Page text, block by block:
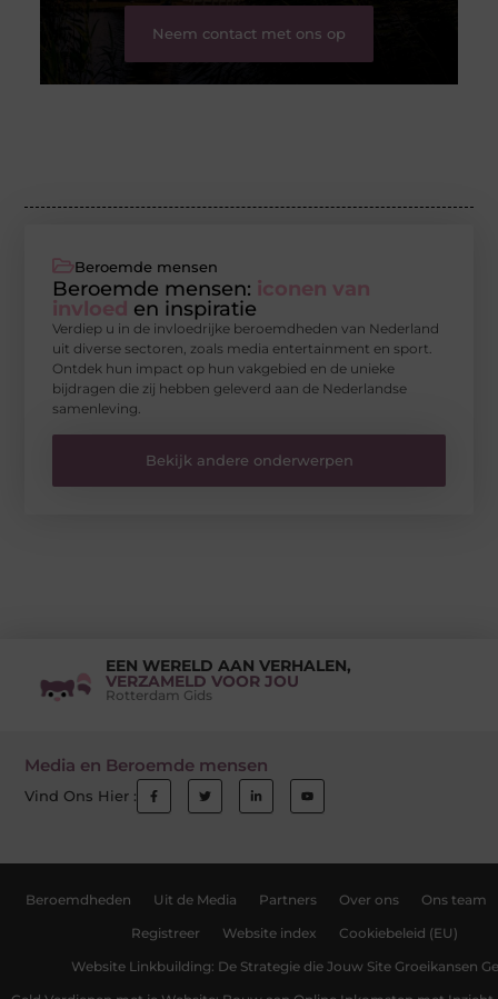
Neem contact met ons op
Beroemde mensen
Beroemde mensen: iconen van
invloed en inspiratie
Verdiep u in de invloedrijke beroemdheden van Nederland
uit diverse sectoren, zoals media entertainment en sport.
Ontdek hun impact op hun vakgebied en de unieke
bijdragen die zij hebben geleverd aan de Nederlandse
samenleving.
Bekijk andere onderwerpen
EEN WERELD AAN VERHALEN,
VERZAMELD VOOR JOU
Rotterdam Gids
Media en Beroemde mensen
Vind Ons Hier :
Beroemdheden Uit de Media Partners Over ons Ons team
Registreer Website index Cookiebeleid (EU)
Website Linkbuilding: De Strategie die Jouw Site Groeikansen